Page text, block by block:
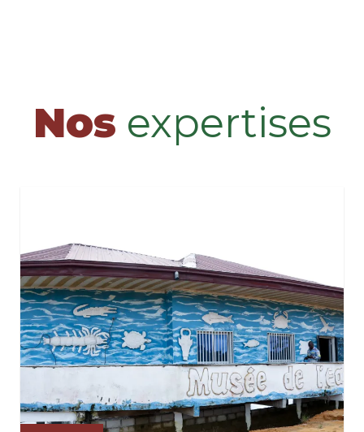
Nos expertises